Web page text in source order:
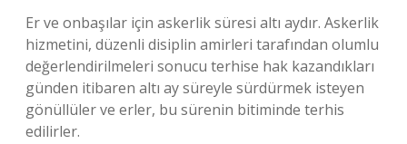
Er ve onbaşılar için askerlik süresi altı aydır. Askerlik
hizmetini, düzenli disiplin amirleri tarafından olumlu
değerlendirilmeleri sonucu terhise hak kazandıkları
günden itibaren altı ay süreyle sürdürmek isteyen
gönüllüler ve erler, bu sürenin bitiminde terhis
edilirler.